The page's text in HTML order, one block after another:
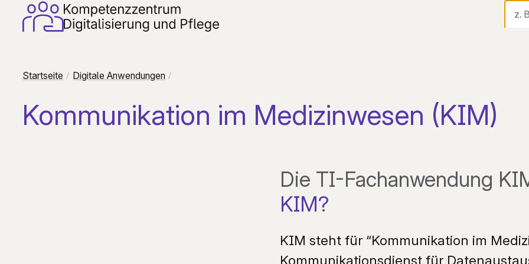
Startseite Digitale Anwendungen
Kommunikation im Medizinwesen (KIM)
Die TI-Fachanwendung
KIM?
KIM steht für “Kommunikation im
Kommunikationsdienst für